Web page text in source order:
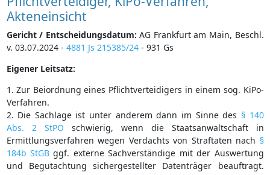
Akteneinsicht
Gericht / Entscheidungsdatum: AG Frankfurt am Main, Beschl.
v. 03.07.2024 - 4881 Js 215385/24- 931 Gs
Eigener Leitsatz:
1. Zur Beiordnung eines Pflichtverteidigers in einem sog. KiPo-
Verfahren.
2. Die Sachlage ist unter anderem dann im Sinne des § 140
Abs. 2 StPO schwierig, wenn die Staatsanwaltschaft in
Ermittlungsverfahren wegen Verdachts von Straftaten nach §
184b StGBggf. externe Sachverständige mit der Auswertung
und Begutachtung sichergestellter Datenträger beauftragt.